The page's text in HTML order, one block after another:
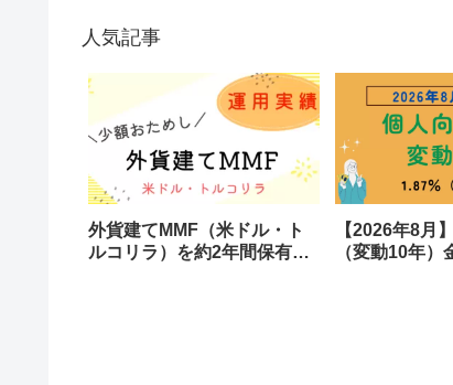
人気記事
外貨建てMMF（米ドル・ト
ルコリラ）を約2年間保有し
【2026年8月
（変動10年）